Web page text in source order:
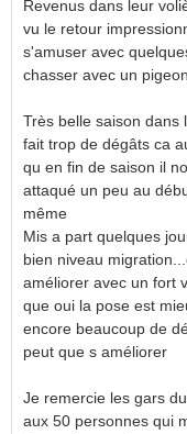
Revenus dans leur
vu le retour
s'amuser avec
chasser avec un
Très belle saison dans
fait trop de dégâts ca
qu en fin de saison il
attaqué un peu au
même
Mis a part quelques
bien niveau
améliorer avec un fort
que oui la pose est
encore beaucoup de
peut que s améliorer
Je remercie les gars
aux 50 personnes qui